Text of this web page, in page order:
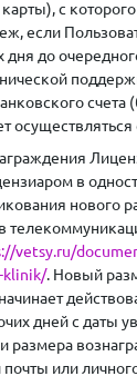
с
если
дня до
счета
осуществляться
в
нового
vetsy.ru/
klinik/. Новый
дней с даты
размера
или